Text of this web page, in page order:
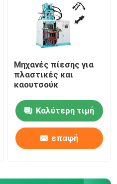
Μηχανές πίεσης για
πλαστικές και
καουτσούκ
Καλύτερη τιμή
επαφή